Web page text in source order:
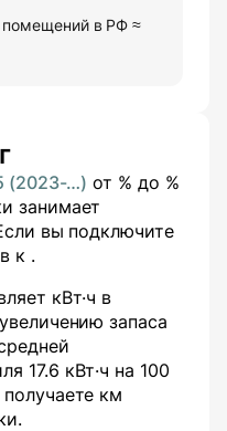
в РФ ≈
(2023-…) от % до %
занимает
вы подключите
к .
кВт·ч в
запаса
17.6 кВт·ч на 100
км